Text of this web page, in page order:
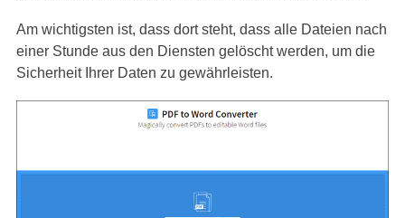
Am wichtigsten ist, dass dort steht, dass alle Dateien nach
einer Stunde aus den Diensten gelöscht werden, um die
Sicherheit Ihrer Daten zu gewährleisten.